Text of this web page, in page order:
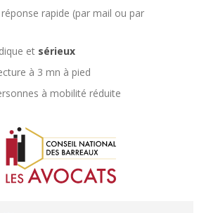
rapide (par mail ou par
et sérieux
à 3 mn à pied
à mobilité réduite